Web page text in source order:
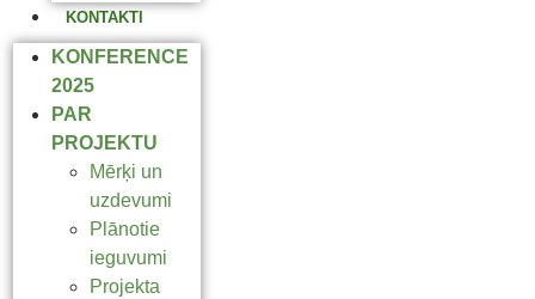
KONTAKTI
KONFERENCE
2025
PAR
PROJEKTU
Mērķi un
uzdevumi
Plānotie
ieguvumi
Projekta